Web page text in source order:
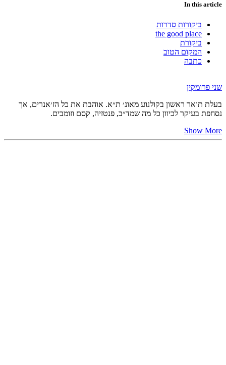
In this article
ביקורות סדרות
the good place
ביקורת
המקום הטוב
כתבה
שני פרומקין
בעלת תואר ראשון בקולנוע מאונ׳ ת״א. אוהבת את כל הז׳אנרים, אך
נסחפת בעיקר לכיוון כל מה שמד״ב, פנטזיה, קסם וזומבים.
Show More